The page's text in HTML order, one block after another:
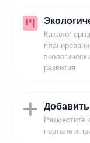
Каталог
развития
Разместите
портале и